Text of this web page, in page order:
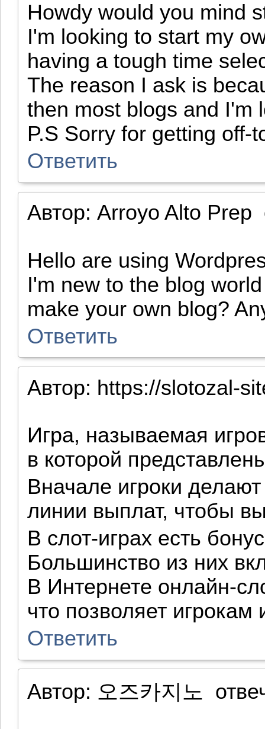
Howdy would you mind
I'm looking to start my
having a tough time
The reason I ask is
then most blogs and I'm
P.S Sorry for getting off-
Ответить
Автор: Arroyo Alto Prep
Hello are using
I'm new to the blog
make your own blog?
Ответить
Автор: https://slotozal-
Игра, называемая
в которой
Вначале игроки
линии выплат, чтобы
В слот-играх есть
Большинство из них
В Интернете онлайн-
что позволяет игрокам
Ответить
Автор: 오즈카지노